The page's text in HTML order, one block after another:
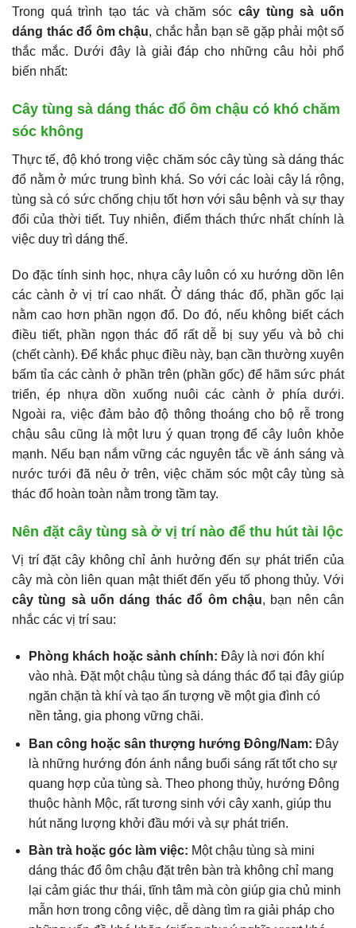
Trong quá trình tạo tác và chăm sóc cây tùng sà uốn
dáng thác đổ ôm chậu, chắc hẳn bạn sẽ gặp phải một số
thắc mắc. Dưới đây là giải đáp cho những câu hỏi phổ
biến nhất:
Cây tùng sà dáng thác đổ ôm chậu có khó chăm
sóc không
Thực tế, độ khó trong việc chăm sóc cây tùng sà dáng thác
đổ nằm ở mức trung bình khá. So với các loài cây lá rộng,
tùng sà có sức chống chịu tốt hơn với sâu bệnh và sự thay
đổi của thời tiết. Tuy nhiên, điểm thách thức nhất chính là
việc duy trì dáng thế.
Do đặc tính sinh học, nhựa cây luôn có xu hướng dồn lên
các cành ở vị trí cao nhất. Ở dáng thác đổ, phần gốc lại
nằm cao hơn phần ngọn đổ. Do đó, nếu không biết cách
điều tiết, phần ngọn thác đổ rất dễ bị suy yếu và bỏ chi
(chết cành). Để khắc phục điều này, bạn cần thường xuyên
bấm tỉa các cành ở phần trên (phần gốc) để hãm sức phát
triển, ép nhựa dồn xuống nuôi các cành ở phía dưới.
Ngoài ra, việc đảm bảo độ thông thoáng cho bộ rễ trong
chậu sâu cũng là một lưu ý quan trọng để cây luôn khỏe
mạnh. Nếu bạn nắm vững các nguyên tắc về ánh sáng và
nước tưới đã nêu ở trên, việc chăm sóc một cây tùng sà
thác đổ hoàn toàn nằm trong tầm tay.
Nên đặt cây tùng sà ở vị trí nào để thu hút tài lộc
Vị trí đặt cây không chỉ ảnh hưởng đến sự phát triển của
cây mà còn liên quan mật thiết đến yếu tố phong thủy. Với
cây tùng sà uốn dáng thác đổ ôm chậu, bạn nên cân
nhắc các vị trí sau:
Phòng khách hoặc sảnh chính: Đây là nơi đón khí
vào nhà. Đặt một chậu tùng sà dáng thác đổ tại đây giúp
ngăn chặn tà khí và tạo ấn tượng về một gia đình có
nền tảng, gia phong vững chãi.
Ban công hoặc sân thượng hướng Đông/Nam: Đây
là những hướng đón ánh nắng buổi sáng rất tốt cho sự
quang hợp của tùng sà. Theo phong thủy, hướng Đông
thuộc hành Mộc, rất tương sinh với cây xanh, giúp thu
hút năng lượng khởi đầu mới và sự phát triển.
Bàn trà hoặc góc làm việc: Một chậu tùng sà mini
dáng thác đổ ôm chậu đặt trên bàn trà không chỉ mang
lại cảm giác thư thái, tĩnh tâm mà còn giúp gia chủ minh
mẫn hơn trong công việc, dễ dàng tìm ra giải pháp cho